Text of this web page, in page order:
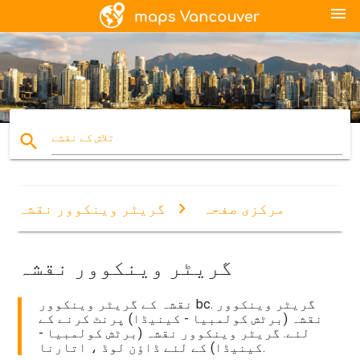
menu
search تلاش کے نقشے
مرکزی صفحہ گریٹر وینکوور نقشہ
گریٹر وینکوور نقشہ
نقشہ کے گریٹر وینکوور bc. گریٹر وینکوور
نقشہ (برٹش کولمبیا - کینیڈا) پرنٹ کرنے کے
لئے. گریٹر وینکوور نقشہ (برٹش کولمبیا -
کینیڈا) کے لئے ڈاؤن لوڈ ، اتارنا.